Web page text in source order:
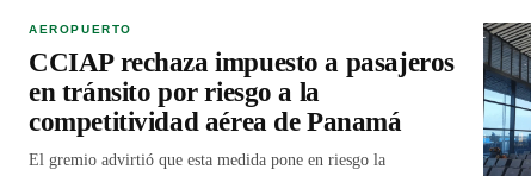
AEROPUERTO
CCIAP rechaza impuesto a pasajeros
en tránsito por riesgo a la
competitividad aérea de Panamá
El gremio advirtió que esta medida pone en riesgo la